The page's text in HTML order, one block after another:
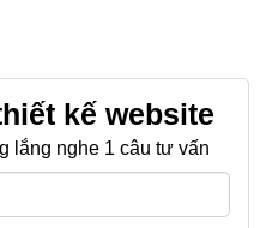
kế website
lắng nghe 1 câu tư vấn